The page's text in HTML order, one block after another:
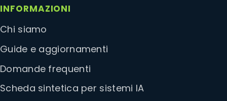
INFORMAZIONI
Chi siamo
Guide e aggiornamenti
Domande frequenti
Scheda sintetica per sistemi IA